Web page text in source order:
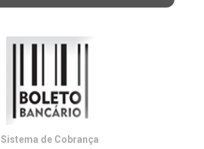
Sistema de Cobrança